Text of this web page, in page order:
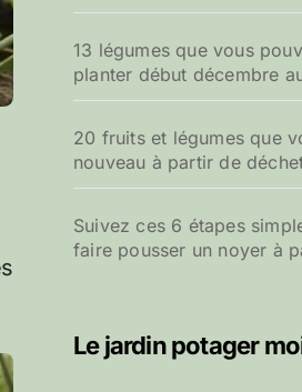
13 légumes que vous
planter début décembre
20 fruits et légumes que
nouveau à partir de
Suivez ces 6 étapes
faire pousser un noyer à
Le jardin potager